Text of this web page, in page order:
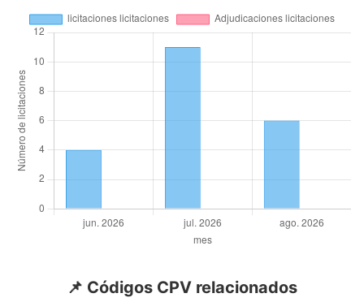
📌 Códigos CPV relacionados